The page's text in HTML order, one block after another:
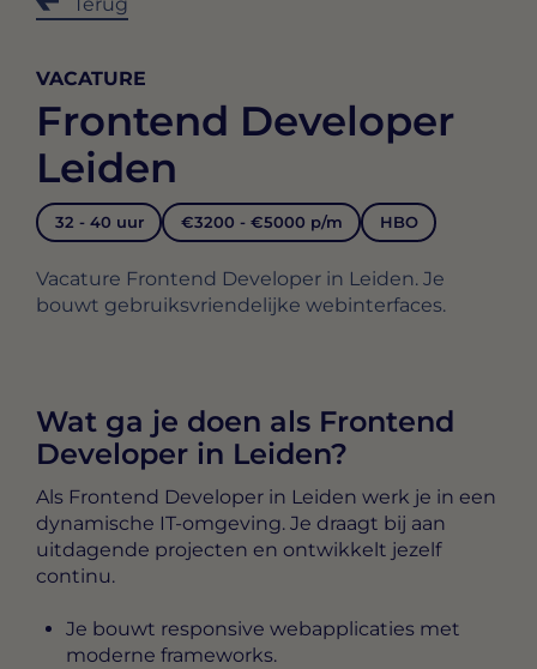
VACATURE
Frontend Developer
Leiden
32 - 40 uur €3200 - €5000 p/m HBO
Vacature Frontend Developer in Leiden. Je
bouwt gebruiksvriendelijke webinterfaces.
Wat ga je doen als Frontend
Developer in Leiden?
Als Frontend Developer in Leiden werk je in een
dynamische IT-omgeving. Je draagt bij aan
uitdagende projecten en ontwikkelt jezelf
continu.
Je bouwt responsive webapplicaties met
moderne frameworks.